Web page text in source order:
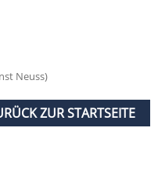
Neuss)
ZUR STARTSEITE